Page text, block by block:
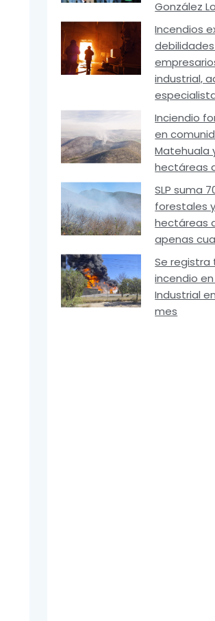
González
Incendios
industrial,
Inciendio
en
Matehuala
hectáreas
SLP suma
forestales
hectáreas
apenas
Se registra
incendio
Industrial
mes